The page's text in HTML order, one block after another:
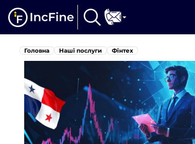
Головна Наші послуги Фінтех